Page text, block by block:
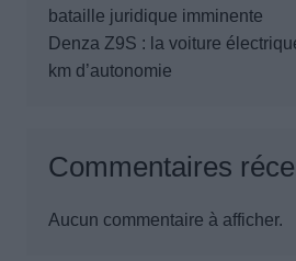
bataille juridique imminente
Denza Z9S : la voiture
km d’autonomie
Commentaires
Aucun commentaire à afficher.